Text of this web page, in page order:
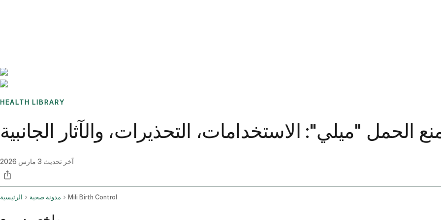
HEALTH LIBRARY
الحمل "ميلي": الاستخدامات، التحذيرات، والآثار الجانبية
آخر تحديث 3 مارس 2026
الرئيسية مدونة صحية Mili Birth Control